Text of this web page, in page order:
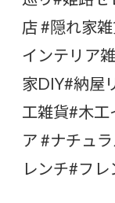
店#隠れ家
インテリア
家DIY#納屋
工雑貨#木工
ア#ナチュ
レンチ#フレ